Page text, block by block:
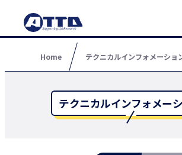
Home テクニカルインフォメーショ
テクニカルインフォメー